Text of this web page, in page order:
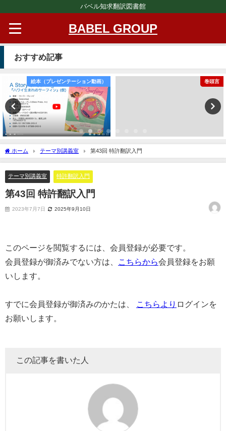
バベル知求翻訳図書館
BABEL GROUP
おすすめ記事
絵本（プレゼンテーション動画） 巻頭言
ホーム テーマ別講義室 第43回 特許翻訳入門
テーマ別講義室 特許翻訳入門
第43回 特許翻訳入門
2023年7月7日 2025年9月10日
このページを閲覧するには、会員登録が必要です。
会員登録が御済みでない方は、
こちらから会員登録をお願
いします。
すでに会員登録が御済みのかたは、 こちらより ログインを
お願いします。
この記事を書いた人